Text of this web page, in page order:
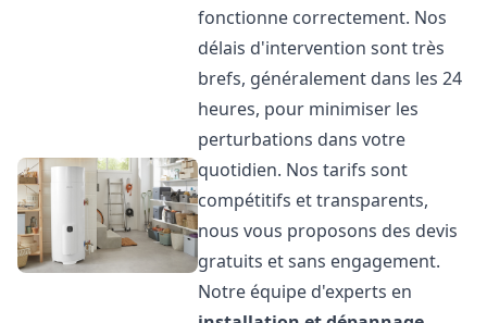
fonctionne correctement. Nos
délais d'intervention sont très
brefs, généralement dans les 24
heures, pour minimiser les
perturbations dans votre
quotidien. Nos tarifs sont
compétitifs et transparents,
nous vous proposons des devis
gratuits et sans engagement.
Notre équipe d'experts en